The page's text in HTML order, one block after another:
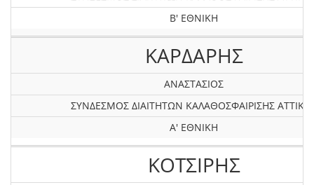
Β' ΕΘΝΙΚΗ
ΚΑΡΔΑΡΗΣ
ΑΝΑΣΤΑΣΙΟΣ
ΣΥΝΔΕΣΜΟΣ ΔΙΑΙΤΗΤΩΝ ΚΑΛΑΘΟΣΦΑΙΡΙΣΗΣ
Α' ΕΘΝΙΚΗ
ΚΟΤΣΙΡΗΣ